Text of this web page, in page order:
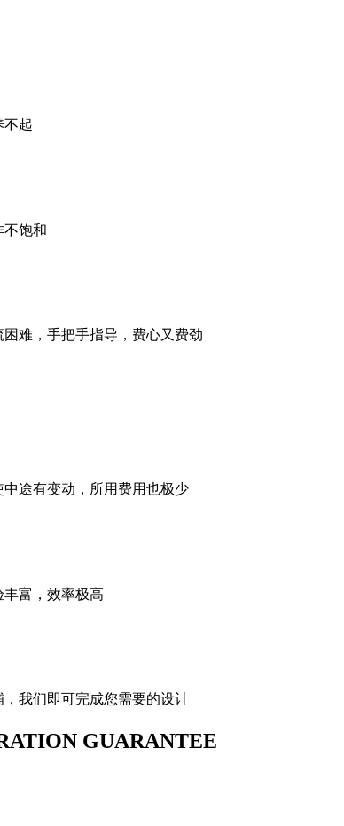
不起
不饱和
难，手把手指导，费心又费劲
途有变动，所用费用也极少
富，效率极高
我们即可完成您需要的设计
GUARANTEE